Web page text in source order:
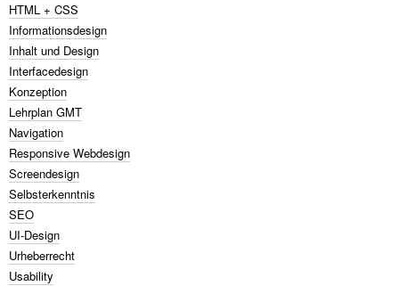
HTML + CSS
Informationsdesign
Inhalt und Design
Interfacedesign
Konzeption
Lehrplan GMT
Navigation
Responsive Webdesign
Screendesign
Selbsterkenntnis
SEO
UI-Design
Urheberrecht
Usability